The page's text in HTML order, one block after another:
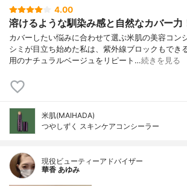
4.00
溶けるような馴染み感と自然なカバー力
カバーしたい悩みに合わせて選ぶ米肌の美容コン
シミが目立ち始めた私は、紫外線ブロックもでき
用のナチュラルベージュをリピート…続きを見る
米肌(MAIHADA)
つやしずく スキンケアコンシーラー
現役ビューティーアドバイザー
華香 あゆみ